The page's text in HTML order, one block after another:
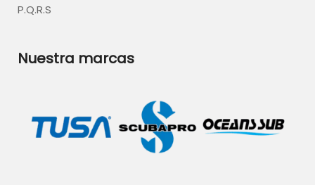
P.Q.R.S
Nuestra marcas